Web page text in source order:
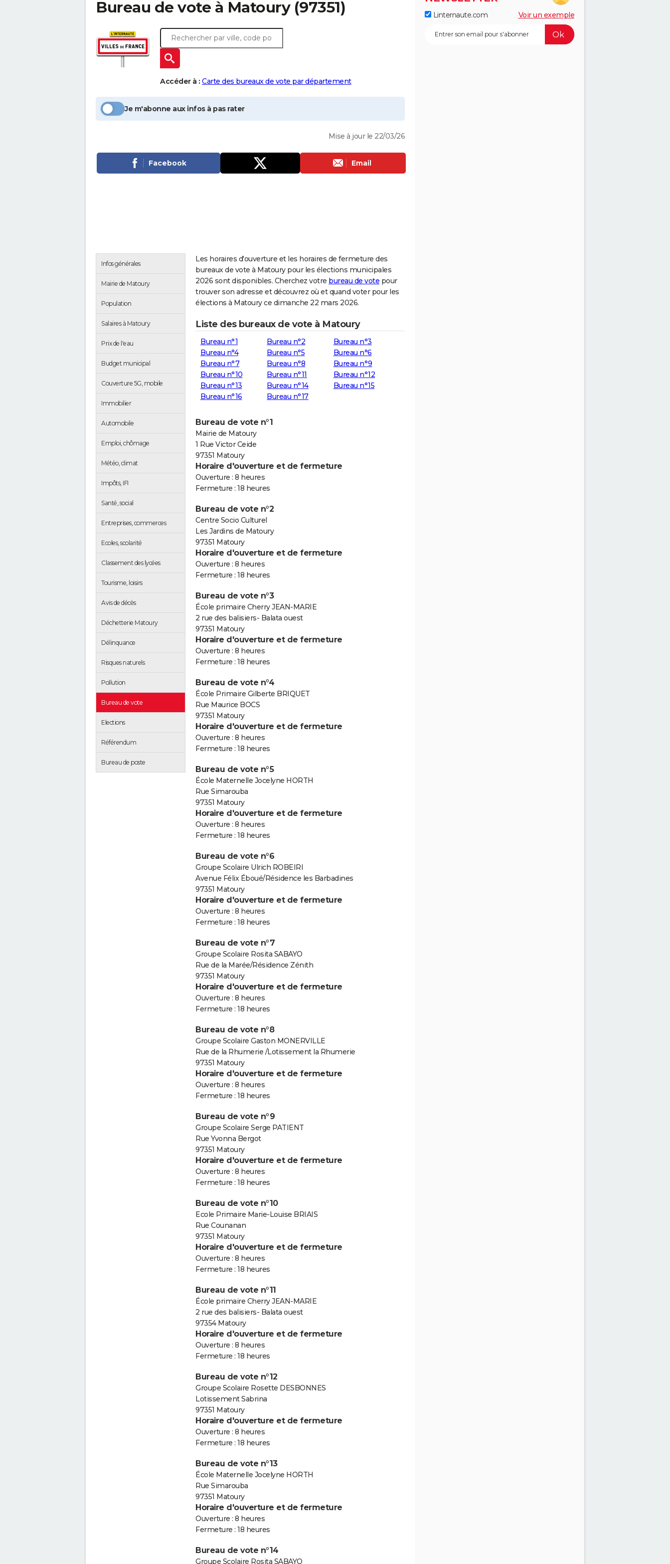
Bureau de vote à Matoury(97351)
Accéder à : Carte des bureaux de vote par département
Je m'abonne aux infos à pas rater
Mise à jour le 22/03/26
Facebook Email
Infos générales
Mairie de Matoury
Population
Salaires à Matoury
Prix de l'eau
Budget municipal
Couverture 5G, mobile
Immobilier
Automobile
Emploi, chômage
Météo, climat
Impôts, IFI
Santé, social
Entreprises, commerces
Ecoles, scolarité
Classement des lycées
Tourisme, loisirs
Avis de décès
Déchetterie Matoury
Délinquance
Risques naturels
Pollution
Bureau de vote
Elections
Référendum
Bureau de poste
Les horaires d'ouverture et les horaires de fermeture des
bureaux de vote à Matoury pour les élections municipales
2026 sont disponibles. Cherchez votre bureau de vote pour
trouver son adresse et découvrez où et quand voter pour les
élections à Matoury ce dimanche 22 mars 2026.
Liste des bureaux de vote à Matoury
Bureau n°1 Bureau n°2
Bureau n°3
Bureau n°4
Bureau n°5
Bureau n°6
Bureau n°7
Bureau n°8
Bureau n°9
Bureau n°10
Bureau n°11
Bureau n°12
Bureau n°13
Bureau n°14
Bureau n°15
Bureau n°16
Bureau n°17
Bureau de vote n°1
Mairie de Matoury
1 Rue Victor Ceide
97351 Matoury
Horaire d'ouverture et de fermeture
Ouverture : 8 heures
Fermeture : 18 heures
Bureau de vote n°2
Centre Socio Culturel
Les Jardins de Matoury
97351 Matoury
Horaire d'ouverture et de fermeture
Ouverture : 8 heures
Fermeture : 18 heures
Bureau de vote n°3
École primaire Cherry JEAN-MARIE
2 rue des balisiers- Balata ouest
97351 Matoury
Horaire d'ouverture et de fermeture
Ouverture : 8 heures
Fermeture : 18 heures
Bureau de vote n°4
École Primaire Gilberte BRIQUET
Rue Maurice BOCS
97351 Matoury
Horaire d'ouverture et de fermeture
Ouverture : 8 heures
Fermeture : 18 heures
Bureau de vote n°5
École Maternelle Jocelyne HORTH
Rue Simarouba
97351 Matoury
Horaire d'ouverture et de fermeture
Ouverture : 8 heures
Fermeture : 18 heures
Bureau de vote n°6
Groupe Scolaire Ulrich ROBEIRI
Avenue Félix Éboué/Résidence les Barbadines
97351 Matoury
Horaire d'ouverture et de fermeture
Ouverture : 8 heures
Fermeture : 18 heures
Bureau de vote n°7
Groupe Scolaire Rosita SABAYO
Rue de la Marée/Résidence Zénith
97351 Matoury
Horaire d'ouverture et de fermeture
Ouverture : 8 heures
Fermeture : 18 heures
Bureau de vote n°8
Groupe Scolaire Gaston MONERVILLE
Rue de la Rhumerie /Lotissement la Rhumerie
97351 Matoury
Horaire d'ouverture et de fermeture
Ouverture : 8 heures
Fermeture : 18 heures
Bureau de vote n°9
Groupe Scolaire Serge PATIENT
Rue Yvonna Bergot
97351 Matoury
Horaire d'ouverture et de fermeture
Ouverture : 8 heures
Fermeture : 18 heures
Bureau de vote n°10
Ecole Primaire Marie-Louise BRIAIS
Rue Counanan
97351 Matoury
Horaire d'ouverture et de fermeture
Ouverture : 8 heures
Fermeture : 18 heures
Bureau de vote n°11
École primaire Cherry JEAN-MARIE
2 rue des balisiers- Balata ouest
97354 Matoury
Horaire d'ouverture et de fermeture
Ouverture : 8 heures
Fermeture : 18 heures
Bureau de vote n°12
Groupe Scolaire Rosette DESBONNES
Lotissement Sabrina
97351 Matoury
Horaire d'ouverture et de fermeture
Ouverture : 8 heures
Fermeture : 18 heures
Bureau de vote n°13
École Maternelle Jocelyne HORTH
Rue Simarouba
97351 Matoury
Horaire d'ouverture et de fermeture
Ouverture : 8 heures
Fermeture : 18 heures
Bureau de vote n°14
Groupe Scolaire Rosita SABAYO
Linternaute.com Voir un exemple